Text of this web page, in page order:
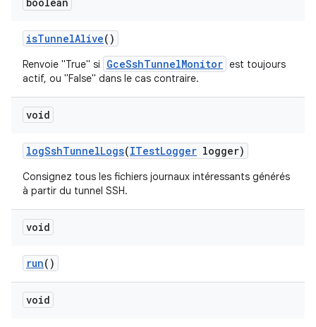
isTunnelAlive()
Renvoie "True" si GceSshTunnelMonitor est toujours
actif, ou "False" dans le cas contraire.
void
logSshTunnelLogs(ITestLogger logger)
Consignez tous les fichiers journaux intéressants générés
à partir du tunnel SSH.
void
run()
void